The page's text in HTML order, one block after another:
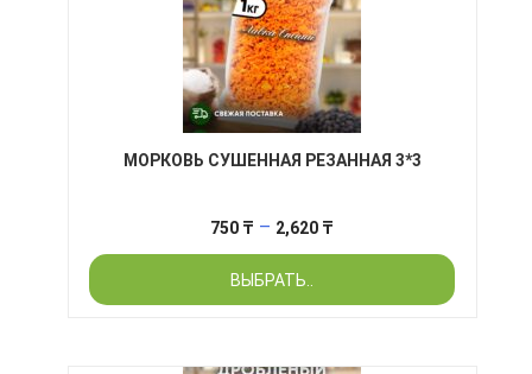
МОРКОВЬ СУШЕННАЯ РЕЗАННАЯ 3*3
750 ₸ – 2,620 ₸
цен:
–
ВЫБРАТЬ..